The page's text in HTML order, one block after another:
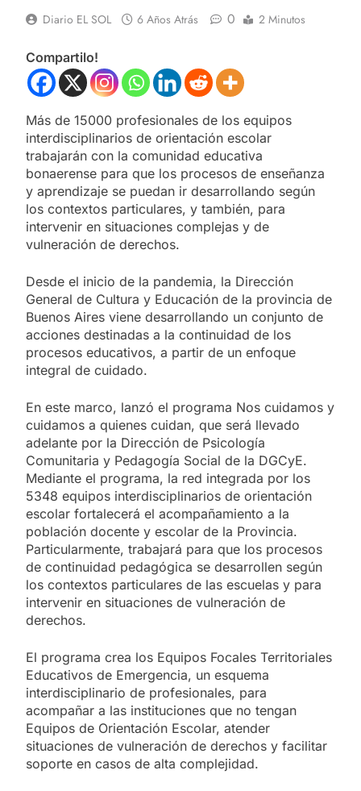
Diario EL SOL 6 Años Atrás 0 2 Minutos
Compartilo!
Más de 15000 profesionales de los equipos
interdisciplinarios de orientación escolar
trabajarán con la comunidad educativa
bonaerense para que los procesos de enseñanza
y aprendizaje se puedan ir desarrollando según
los contextos particulares, y también, para
intervenir en situaciones complejas y de
vulneración de derechos.
Desde el inicio de la pandemia, la Dirección
General de Cultura y Educación de la provincia de
Buenos Aires viene desarrollando un conjunto de
acciones destinadas a la continuidad de los
procesos educativos, a partir de un enfoque
integral de cuidado.
En este marco, lanzó el programa Nos cuidamos y
cuidamos a quienes cuidan, que será llevado
adelante por la Dirección de Psicología
Comunitaria y Pedagogía Social de la DGCyE.
Mediante el programa, la red integrada por los
5348 equipos interdisciplinarios de orientación
escolar fortalecerá el acompañamiento a la
población docente y escolar de la Provincia.
Particularmente, trabajará para que los procesos
de continuidad pedagógica se desarrollen según
los contextos particulares de las escuelas y para
intervenir en situaciones de vulneración de
derechos.
El programa crea los Equipos Focales Territoriales
Educativos de Emergencia, un esquema
interdisciplinario de profesionales, para
acompañar a las instituciones que no tengan
Equipos de Orientación Escolar, atender
situaciones de vulneración de derechos y facilitar
soporte en casos de alta complejidad.